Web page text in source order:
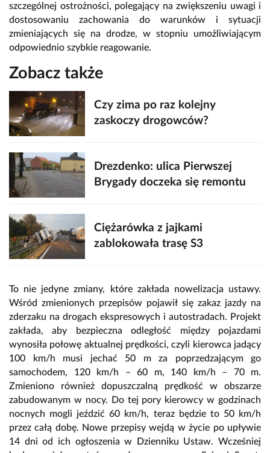
szczególnej ostrożności, polegający na zwiększeniu uwagi i
dostosowaniu zachowania do warunków i sytuacji
zmieniających się na drodze, w stopniu umożliwiającym
odpowiednio szybkie reagowanie.
Zobacz także
Czy zima po raz kolejny
zaskoczy drogowców?
Drezdenko: ulica Pierwszej
Brygady doczeka się remontu
Ciężarówka z jajkami
zablokowała trasę S3
To nie jedyne zmiany, które zakłada nowelizacja ustawy.
Wśród zmienionych przepisów pojawił się zakaz jazdy na
zderzaku na drogach ekspresowych i autostradach. Projekt
zakłada, aby bezpieczna odległość między pojazdami
wynosiła połowę aktualnej prędkości, czyli kierowca jadący
100 km/h musi jechać 50 m za poprzedzającym go
samochodem, 120 km/h – 60 m, 140 km/h – 70 m.
Zmieniono również dopuszczalną prędkość w obszarze
zabudowanym w nocy. Do tej pory kierowcy w godzinach
nocnych mogli jeździć 60 km/h, teraz będzie to 50 km/h
przez całą dobę. Nowe przepisy wejdą w życie po upływie
14 dni od ich ogłoszenia w Dzienniku Ustaw. Wcześniej